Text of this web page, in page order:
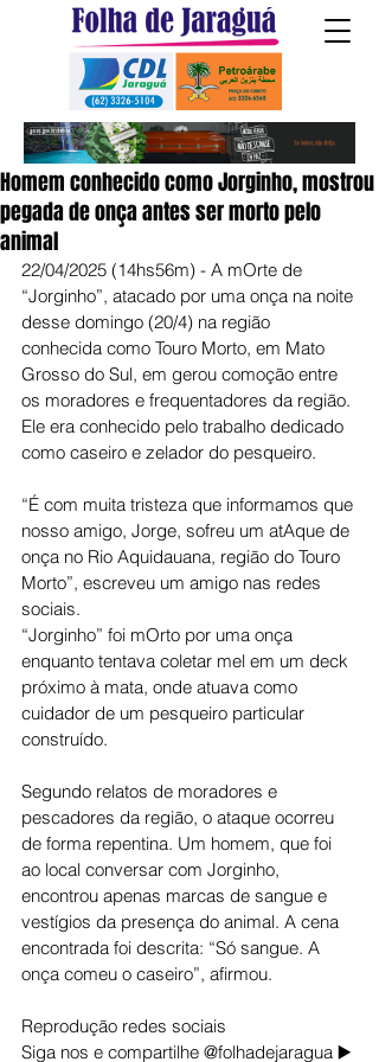
Homem conhecido como Jorginho, mostrou
pegada de onça antes ser morto pelo
animal
22/04/2025 (14hs56m) - A mOrte de
“Jorginho”, atacado por uma onça na noite
desse domingo (20/4) na região
conhecida como Touro Morto, em Mato
Grosso do Sul, em gerou comoção entre
os moradores e frequentadores da região.
Ele era conhecido pelo trabalho dedicado
como caseiro e zelador do pesqueiro.
“É com muita tristeza que informamos que
nosso amigo, Jorge, sofreu um atAque de
onça no Rio Aquidauana, região do Touro
Morto”, escreveu um amigo nas redes
sociais.
“Jorginho” foi mOrto por uma onça
enquanto tentava coletar mel em um deck
próximo à mata, onde atuava como
cuidador de um pesqueiro particular
construído.
Segundo relatos de moradores e
pescadores da região, o ataque ocorreu
de forma repentina. Um homem, que foi
ao local conversar com Jorginho,
encontrou apenas marcas de sangue e
vestígios da presença do animal. A cena
encontrada foi descrita: “Só sangue. A
onça comeu o caseiro”, afirmou.
Reprodução redes sociais
Siga nos e compartilhe @folhadejaragua ▶️